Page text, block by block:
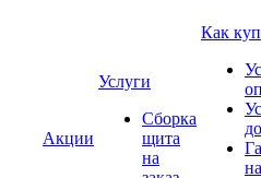
Акции
Услуги
Сборка
щита
на
Как